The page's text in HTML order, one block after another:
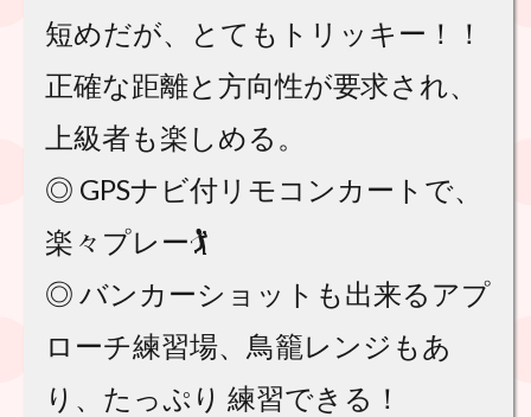
短めだが、とてもトリッキー！！
正確な距離と方向性が要求され、
上級者も楽しめる。
◎ GPSナビ付リモコンカートで、
楽々プレー🏌️
◎ バンカーショットも出来るアプ
ローチ練習場、鳥籠レンジもあ
り、たっぷり 練習できる！